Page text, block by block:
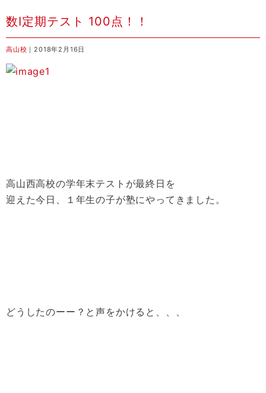
数Ⅰ定期テスト 100点！！
高山校 ｜2018年2月16日
高山西高校の学年末テストが最終日を
迎えた今日、１年生の子が塾にやってきました。
どうしたのーー？と声をかけると、、、